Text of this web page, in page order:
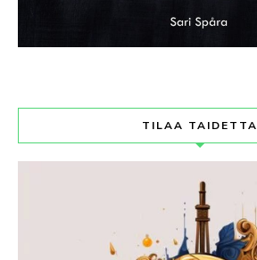
TILAA TAIDETTA